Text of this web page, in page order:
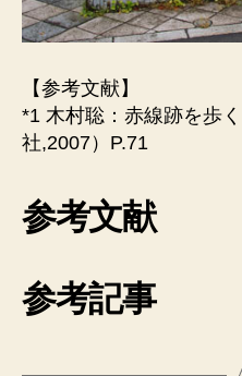
【参考文献】
*1 木村聡：赤線跡を歩
社,2007）P.71
参考文献
参考記事